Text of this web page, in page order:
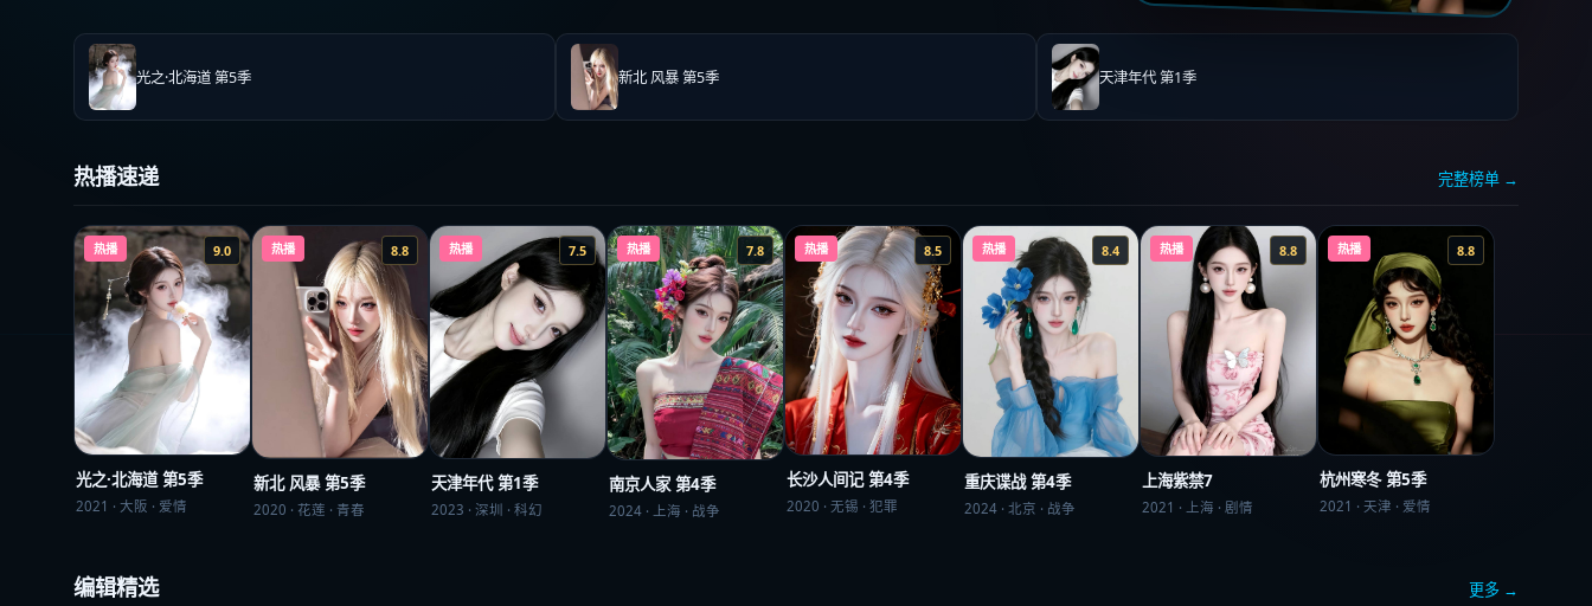
光之·北海道 第5季 新北 风暴 第5季 天津年代 第1季
热播速递 完整榜单 →
热播 9.0
光之·北海道 第5季
2021 · 大阪 · 爱情
热播 8.8
新北 风暴 第5季
2020 · 花莲 · 青春
热播 7.5
天津年代 第1季
2023 · 深圳 · 科幻
热播 7.8
南京人家 第4季
2024 · 上海 · 战争
热播 8.5
长沙人间记 第4季
2020 · 无锡 · 犯罪
热播 8.4
重庆谍战 第4季
2024 · 北京 · 战争
热播 8.8
上海紫禁7
2021 · 上海 · 剧情
热播 8.8
杭州寒冬 第5季
2021 · 天津 · 爱情
编辑精选 更多 →